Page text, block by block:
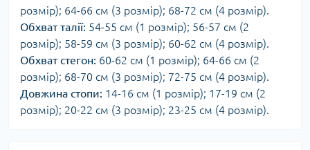
розмір); 64-66 см (3 розмір); 68-72 см (4 розмір).
Обхват талії: 54-55 см (1 розмір); 56-57 см (2
розмір); 58-59 см (3 розмір); 60-62 см (4 розмір).
Обхват стегон: 60-62 см (1 розмір); 64-66 см (2
розмір); 68-70 см (3 розмір); 72-75 см (4 розмір).
Довжина стопи: 14-16 см (1 розмір); 17-19 см (2
розмір); 20-22 см (3 розмір); 23-25 см (4 розмір).